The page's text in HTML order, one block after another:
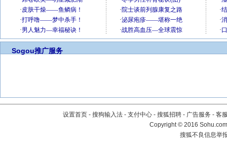
Sogou推广服务
设置首页 - 搜狗输入法 - 支付中心 - 搜狐招聘 - 广告服务 - 客
Copyright©2016
搜狐不良信息举